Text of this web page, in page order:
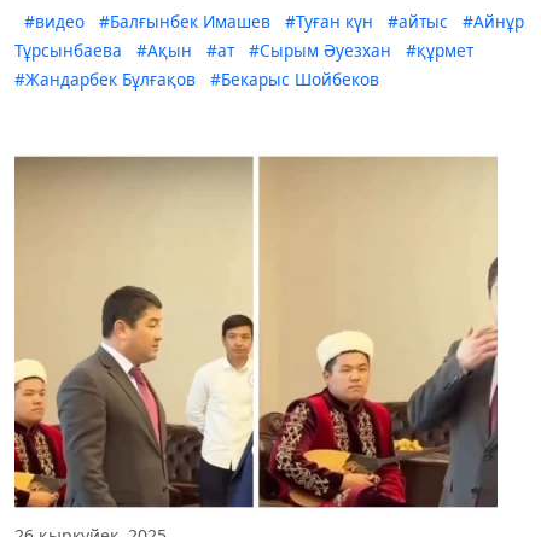
#видео #Балғынбек Имашев #Туған күн #айтыс
#Айнұр
Тұрсынбаева
#Ақын #ат #Сырым Әуезхан
#құрмет
#Жандарбек Бұлғақов
#Бекарыс Шойбеков